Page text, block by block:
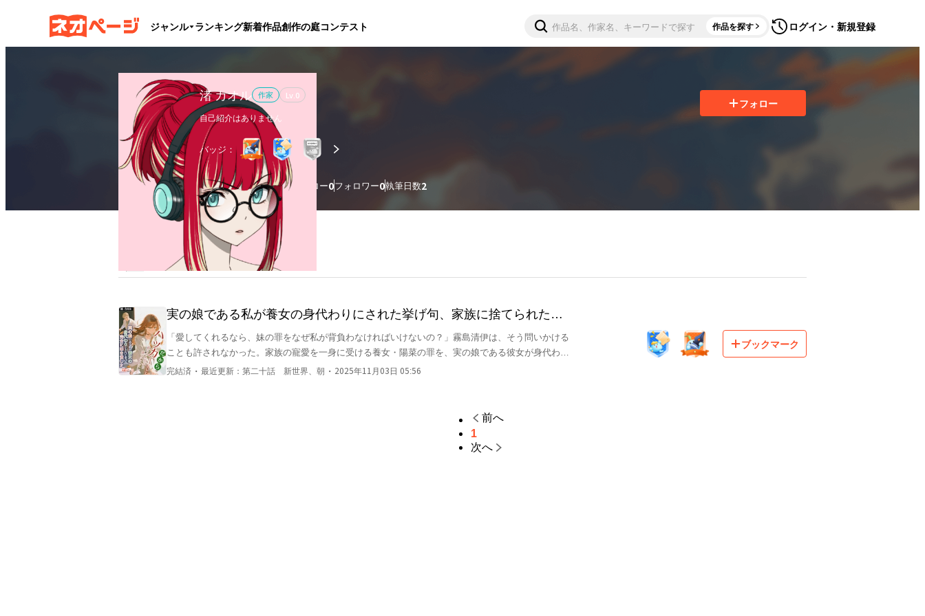
ジャンル ランキング新着作品創作の庭コンテスト 作品を探す ログイン・新規登録
​渚 カオル 作家 Lv. 0
自己紹介はありません
バッジ：
作品1執筆文字数3.9万 フォロー0フォロワー0執筆日数2
フォロー
ブックマーク更新カレンダー
実の娘である私が養女の身代わりにされた挙げ句、家族に捨てられた。
だから、ハッカーとして彼らの人生をぶち壊すことにした
「愛してくれるなら、妹の罪をなぜ私が背負わなければいけないの？」霧島清伊は、そう問いかける
ことも許されなかった。家族の寵愛を一身に受ける養女・陽菜の罪を、実の娘である彼女が身代わり
にさせられ、絶望的な三年間を刑務所で過ごす。出所後、待っていたのは、陽菜を必死に守りながら
自分という存在を否定した者たちへの復讐の手段を見つける。ハッキングという武器を手に、寵愛さ
れた妹の虚偽の人生、兄たちの隠した醜聞、そして家族を支える企業の腐敗を、一つ一つ暴いてい
く。これは、愛を求め続けた実の娘が、裏切りと偽りの家族を、自らの手で壊し尽くすために、暗黒
から這い上がる物語である。愛されなかった者が、愛することをやめ、強者となって蘇る―。
完結済 ・ 最近更新： 第二十話 新世界、朝 ・ 2025年11月03日 05:56
ブックマーク
前へ
1
次へ